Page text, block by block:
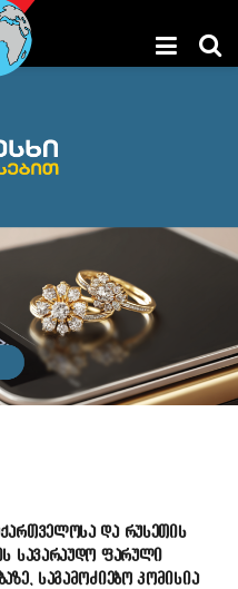
და რუსეთის
სავარაუდო ფარული
საგამოძიებო კომისია